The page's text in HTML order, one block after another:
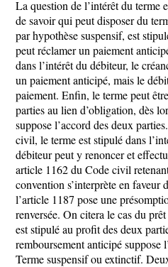
La question de l’intérêt du terme
de savoir qui peut disposer du
par hypothèse suspensif, est
peut réclamer un paiement
dans l’intérêt du débiteur, le
un paiement anticipé, mais le
paiement. Enfin, le terme peut
parties au lien d’obligation, dès
suppose l’accord des deux
civil, le terme est stipulé dans
débiteur peut y renoncer et
article 1162 du Code civil
convention s’interprète en faveur
l’article 1187 pose une
renversée. On citera le cas du
est stipulé au profit des deux
remboursement anticipé suppose
Terme suspensif ou extinctif.